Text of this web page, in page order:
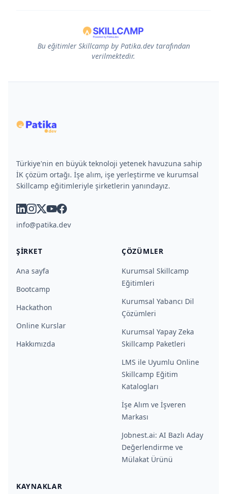
Bu eğitimler Skillcamp by Patika.dev tarafından
verilmektedir.
Türkiye'nin en büyük teknoloji yetenek havuzuna sahip
İK çözüm ortağı. İşe alım, işe yerleştirme ve kurumsal
Skillcamp eğitimleriyle şirketlerin yanındayız.
linkedin
instagram
x youtube
facebook
info@patika.dev
ŞIRKET
Ana sayfa
Bootcamp
Hackathon
Online Kurslar
Hakkımızda
ÇÖZÜMLER
Kurumsal Skillcamp
Eğitimleri
Kurumsal Yabancı Dil
Çözümleri
Kurumsal Yapay Zeka
Skillcamp Paketleri
LMS ile Uyumlu Online
Skillcamp Eğitim
Katalogları
İşe Alım ve İşveren
Markası
Jobnest.ai: AI Bazlı Aday
Değerlendirme ve
Mülakat Ürünü
KAYNAKLAR